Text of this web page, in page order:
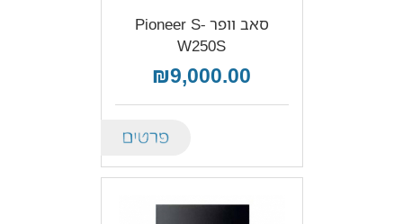
סאב וופר Pioneer S-
W250S
₪9,000.00